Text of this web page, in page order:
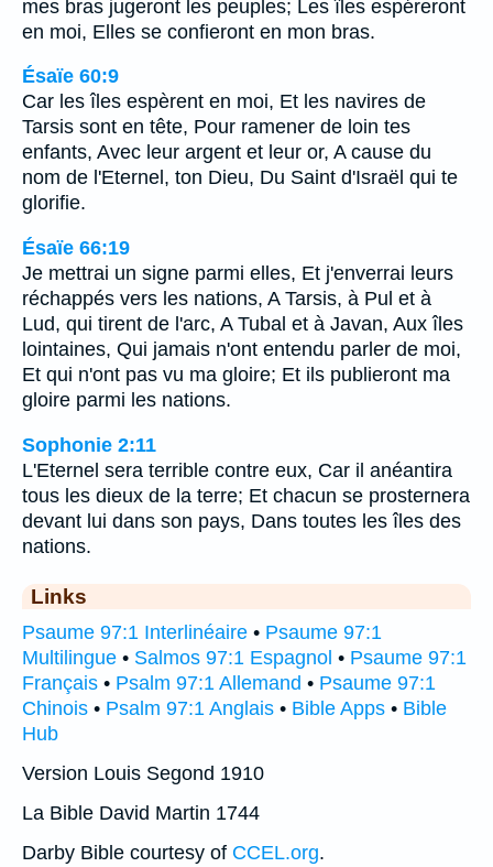
mes bras jugeront les peuples; Les îles espéreront
en moi, Elles se confieront en mon bras.
Ésaïe 60:9
Car les îles espèrent en moi, Et les navires de
Tarsis sont en tête, Pour ramener de loin tes
enfants, Avec leur argent et leur or, A cause du
nom de l'Eternel, ton Dieu, Du Saint d'Israël qui te
glorifie.
Ésaïe 66:19
Je mettrai un signe parmi elles, Et j'enverrai leurs
réchappés vers les nations, A Tarsis, à Pul et à
Lud, qui tirent de l'arc, A Tubal et à Javan, Aux îles
lointaines, Qui jamais n'ont entendu parler de moi,
Et qui n'ont pas vu ma gloire; Et ils publieront ma
gloire parmi les nations.
Sophonie 2:11
L'Eternel sera terrible contre eux, Car il anéantira
tous les dieux de la terre; Et chacun se prosternera
devant lui dans son pays, Dans toutes les îles des
nations.
Links
Psaume 97:1 Interlinéaire • Psaume 97:1
Multilingue • Salmos 97:1 Espagnol • Psaume 97:1
Français • Psalm 97:1 Allemand • Psaume 97:1
Chinois • Psalm 97:1 Anglais • Bible Apps • Bible
Hub
Version Louis Segond 1910
La Bible David Martin 1744
Darby Bible courtesy of CCEL.org.